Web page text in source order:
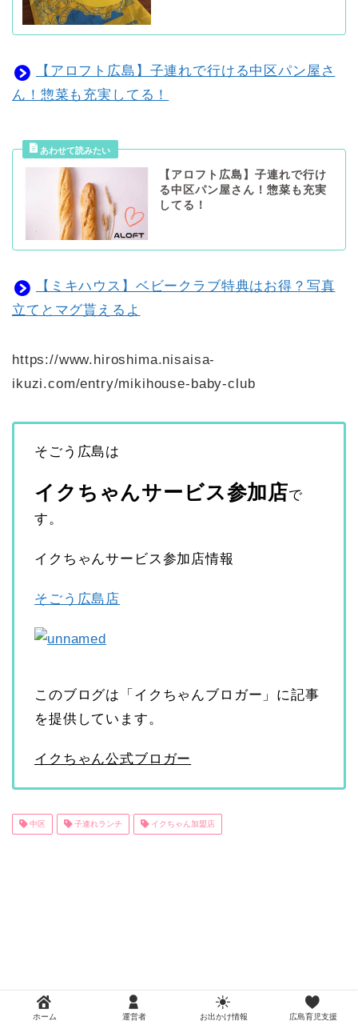
【アロフト広島】子連れで行ける中区パン屋さ
ん！惣菜も充実してる！
【アロフト広島】子連れで行け
る中区パン屋さん！惣菜も充実
してる！
【ミキハウス】ベビークラブ特典はお得？写真
立てとマグ貰えるよ
https://www.hiroshima.nisaisa-
ikuzi.com/entry/mikihouse-baby-club
そごう広島は
イクちゃんサービス参加店で
す。
イクちゃんサービス参加店情報
そごう広島店
このブログは「イクちゃんブロガー」に記事
を提供しています。
イクちゃん公式ブロガー
中区 子連れランチ イクちゃん加盟店
ホーム 運営者 お出かけ情報 広島育児支援